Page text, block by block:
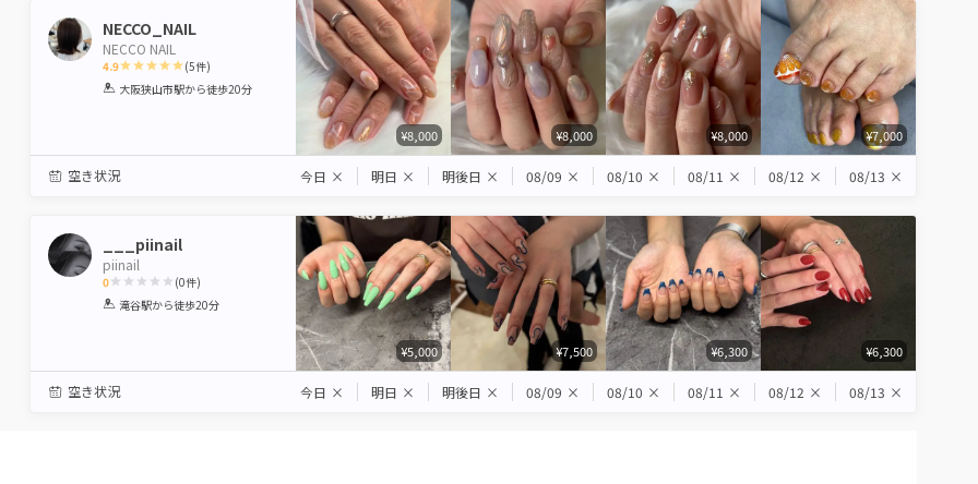
NECCO_NAIL
NECCO NAIL
4.9
1 2 3 4 5
(5件)
大阪狭山市駅から徒歩20分
¥8,000 ¥8,000 ¥8,000 ¥7,000
空き状況 今日 × 明日 × 明後日 × 08/09 × 08/10 × 08/11 × 08/12 × 08/13 ×
___piinail
piinail
0
1 2 3 4 5
(0件)
滝谷駅から徒歩20分
¥5,000 ¥7,500 ¥6,300 ¥6,300
空き状況 今日 × 明日 × 明後日 × 08/09 × 08/10 × 08/11 × 08/12 × 08/13 ×